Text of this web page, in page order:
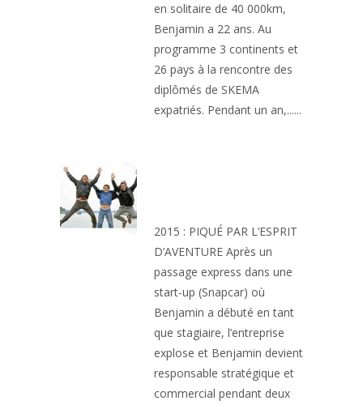
en solitaire de 40 000km,
Benjamin a 22 ans. Au
programme 3 continents et
26 pays à la rencontre des
diplômés de SKEMA
expatriés. Pendant un an,......
2015 : PIQUÉ PAR L’ESPRIT
D’AVENTURE Après un
passage express dans une
start-up (Snapcar) où
Benjamin a débuté en tant
que stagiaire, l’entreprise
explose et Benjamin devient
responsable stratégique et
commercial pendant deux